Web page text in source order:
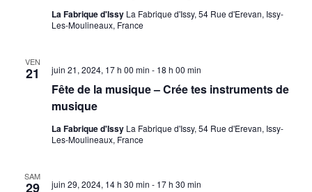
La Fabrique d'Issy La Fabrique d'Issy, 54 Rue d'Erevan, Issy-
Les-Moulineaux, France
VEN
21
Fête de la musique – Crée tes instruments de
musique
juin 21, 2024, 17 h 00 min - 18 h 00 min
La Fabrique d'Issy La Fabrique d'Issy, 54 Rue d'Erevan, Issy-
Les-Moulineaux, France
SAM
29 juin 29, 2024, 14 h 30 min - 17 h 30 min